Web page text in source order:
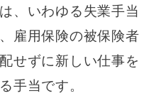
、いわゆる失業手当
雇用保険の被保険者
せずに新しい仕事を
手当です。